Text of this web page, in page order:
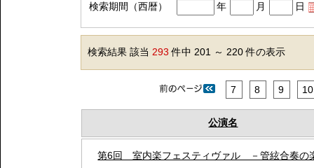
検索期間（西暦） 年 月 日
検索結果 該当 293 件中 201 ～ 220 件の表示
7 8 9 10
公演名
第6回 室内楽フェスティヴァル －管絃合奏の